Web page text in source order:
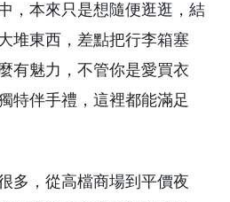
，本來只是想隨便逛逛，結
堆東西，差點把行李箱塞
有魅力，不管你是愛買衣
特伴手禮，這裡都能滿足
多，從高檔商場到平價夜